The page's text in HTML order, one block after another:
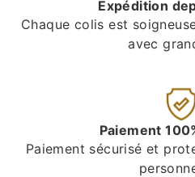
Expédition
Chaque colis est
avec
Paiement
Paiement sécurisé et